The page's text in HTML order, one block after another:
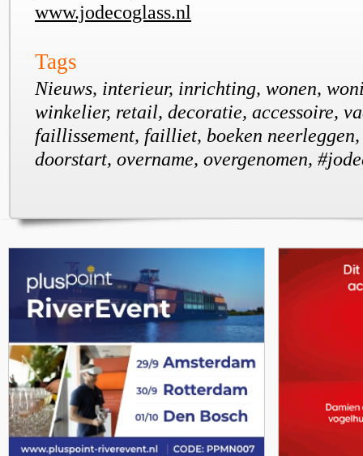
www.jodecoglass.nl
Tags
Nieuws, interieur, inrichting, wonen,
winkelier, retail, decoratie, accessoire,
faillissement, failliet, boeken
doorstart, overname, overgenomen,